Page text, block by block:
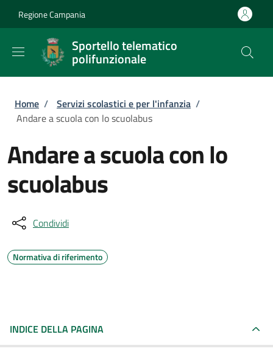
Regione Campania
Sportello telematico
polifunzionale
Briciole di pane
Home / Servizi scolastici e per l'infanzia /
Andare a scuola con lo scuolabus
Andare a scuola con lo
scuolabus
Condividi
Normativa di riferimento
INDICE DELLA PAGINA